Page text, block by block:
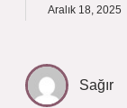
Aralık 18, 2025
Sağır